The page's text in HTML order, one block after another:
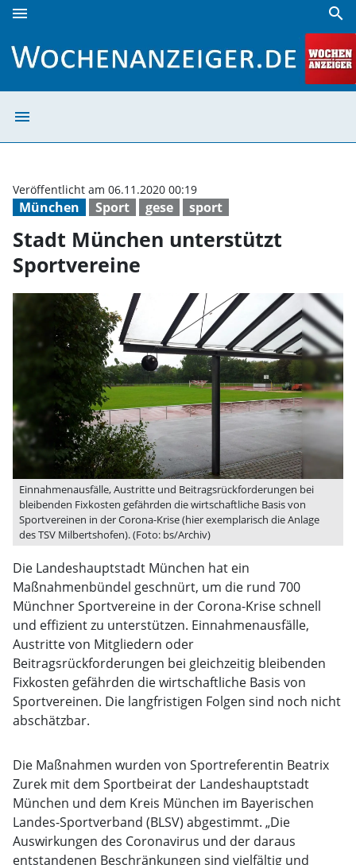
menu search
menu
München Sport gese sport
Veröffentlicht am 06.11.2020 00:19
Stadt München unterstützt
Sportvereine
Einnahmenausfälle, Austritte und Beitragsrückforderungen bei
bleibenden Fixkosten gefährden die wirtschaftliche Basis von
Sportvereinen in der Corona-Krise (hier exemplarisch die Anlage
des TSV Milbertshofen). (Foto: bs/Archiv)
Die Landeshauptstadt München hat ein
Maßnahmenbündel geschnürt, um die rund 700
Münchner Sportvereine in der Corona-Krise schnell
und effizient zu unterstützen. Einnahmenausfälle,
Austritte von Mitgliedern oder
Beitragsrückforderungen bei gleichzeitig bleibenden
Fixkosten gefährden die wirtschaftliche Basis von
Sportvereinen. Die langfristigen Folgen sind noch nicht
abschätzbar.
Die Maßnahmen wurden von Sportreferentin Beatrix
Zurek mit dem Sportbeirat der Landeshauptstadt
München und dem Kreis München im Bayerischen
Landes-Sportverband (BLSV) abgestimmt. „Die
Auswirkungen des Coronavirus und der daraus
entstandenen Beschränkungen sind vielfältig und